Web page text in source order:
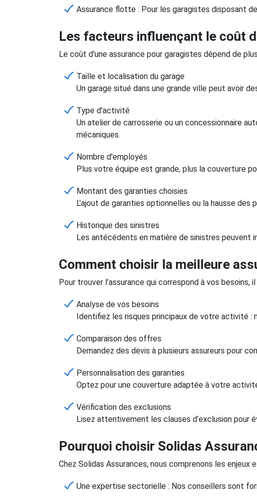
Assurance flotte : Pour les garagistes disposant
Les facteurs influençant le coût
Le coût d'une assurance pour garagistes dépend de
Taille et localisation du garage
Un garage situé dans une grande ville peut avoir
Type d'activité
Un atelier de carrosserie ou un concessionnaire
mécaniques.
Nombre d'employés
Plus votre équipe est grande, plus la couverture
Montant des garanties choisies
L’ajout de garanties optionnelles ou la hausse
Historique des sinistres
Les antécédents en matière de sinistres peuvent
Comment choisir la meilleure
Pour trouver l’assurance qui correspond à vos
Analyse de vos besoins
Identifiez les risques principaux de votre activité
Comparaison des offres
Demandez des devis à plusieurs assureurs pour
Personnalisation des garanties
Optez pour une couverture adaptée à votre
Vérification des exclusions
Lisez attentivement les clauses d’exclusion pour
Pourquoi choisir Solidas
Chez Solidas Assurances, nous comprenons les
Une expertise sectorielle : Nos conseillers sont